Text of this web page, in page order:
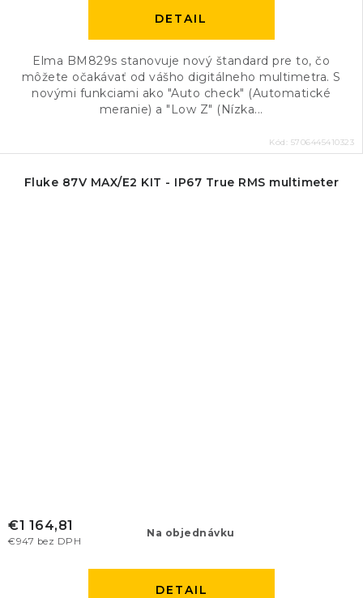
DETAIL
Elma BM829s stanovuje nový štandard pre to, čo
môžete očakávať od vášho digitálneho multimetra. S
novými funkciami ako "Auto check" (Automatické
meranie) a "Low Z" (Nízka...
Kód: 5706445410323
Fluke 87V MAX/E2 KIT - IP67 True RMS multimeter
Na objednávku
€947 bez DPH
€1 164,81
DETAIL